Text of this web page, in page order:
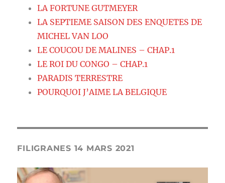
LA FORTUNE GUTMEYER
LA SEPTIEME SAISON DES ENQUETES DE
MICHEL VAN LOO
LE COUCOU DE MALINES – CHAP.1
LE ROI DU CONGO – CHAP.1
PARADIS TERRESTRE
POURQUOI J’AIME LA BELGIQUE
FILIGRANES 14 MARS 2021